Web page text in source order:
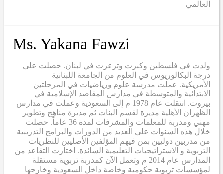
العالمي
Ms. Yakana Fawzi
ولدت في فلسطين وكبرت وترعرت في لبنان. حصلت على
درجة البكالوريوس في العلوم من الجامعة اللبنانية
الأمريكية. عملت مدرسة علوم ورياضيات في المرحلتين
الابتدائية والمتوسطة في مدارس المقاصد الإسلامية في
بيروت. انتقلت عام 1978 م إلى السعودية وعملت في مدارس
الظهران الأهلية مديرة لقسم البنات ثم مديرة مناهج وتطوير
مهني ومدربة للمعلمات والمشرفات لمدة 36 عاماً. حصلت
خلال هذه السنوات على العديد من الدورات والبرامج التدريبية
من مدربين دوليين بمن فيهم المؤلفين الأصليين للنظريات
التربوية و الاستراتيجيات التعليمية السائدة. اختارت التقاعد من
المدارس عام 2014 م وتعمل الآن كمدربة تربوية مستقلة
لمؤسسات تربوية حكومية وخاصة داخل السعودية وخارجها